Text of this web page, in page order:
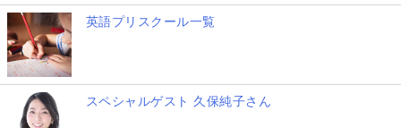
英語プリスクール一覧
スペシャルゲスト 久保純子さん